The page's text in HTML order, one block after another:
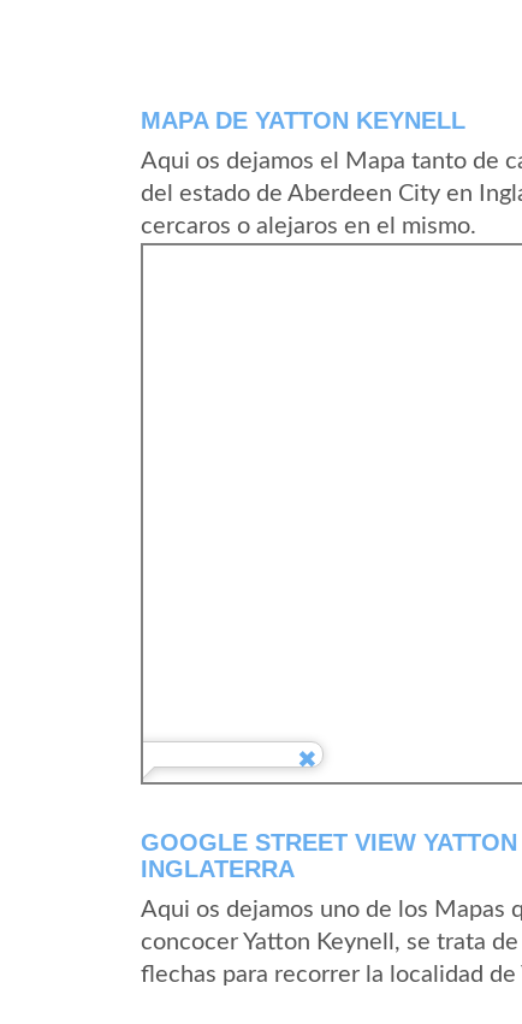
MAPA DE YATTON KEYNELL
Aqui os dejamos el Mapa tanto de
del estado de Aberdeen City en
cercaros o alejaros en el mismo.
GOOGLE STREET VIEW
INGLATERRA
Aqui os dejamos uno de los Mapas
concocer Yatton Keynell, se trata
flechas para recorrer la localidad